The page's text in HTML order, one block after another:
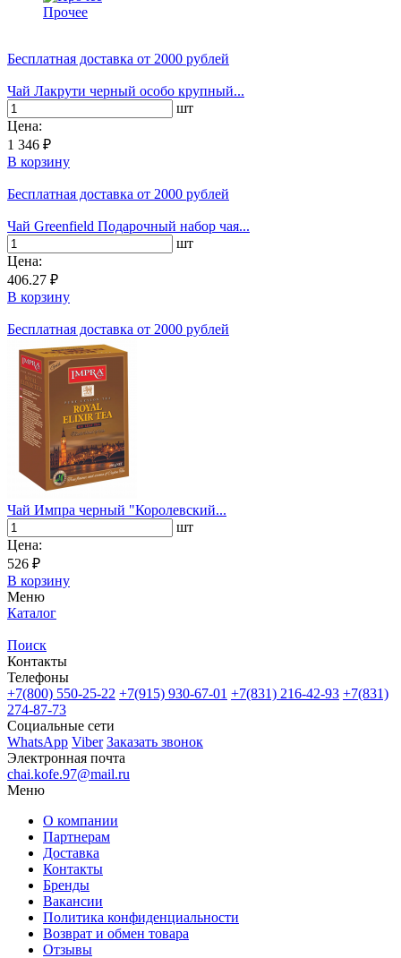
Прочее
Бесплатная доставка от 2000 рублей
Чай Лакрути черный особо крупный...
шт
Цена:
1 346 ₽
В корзину
Бесплатная доставка от 2000 рублей
Чай Greenfield Подарочный набор чая...
шт
Цена:
406.27 ₽
В корзину
Бесплатная доставка от 2000 рублей
Чай Импра черный "Королевский...
шт
Цена:
526 ₽
В корзину
Меню
Каталог
Поиск
Контакты
Телефоны
+7(800) 550-25-22 +7(915) 930-67-01 +7(831) 216-42-93 +7(831)
274-87-73
Социальные сети
WhatsApp Viber Заказать звонок
Электронная почта
chai.kofe.97@mail.ru
Меню
О компании
Партнерам
Доставка
Контакты
Бренды
Вакансии
Политика конфиденциальности
Возврат и обмен товара
Отзывы